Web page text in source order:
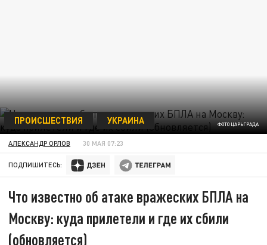
ФОТО ЦАРЬГРАДА
ПРОИСШЕСТВИЯ УКРАИНА
АЛЕКСАНДР ОРЛОВ 30 МАЯ 07:23
ПОДПИШИТЕСЬ:
Что известно об атаке вражеских БПЛА на
Москву: куда прилетели и где их сбили
(обновляется)